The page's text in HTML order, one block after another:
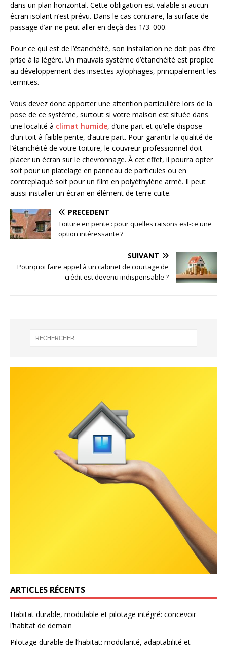
dans un plan horizontal. Cette obligation est valable si aucun
écran isolant n’est prévu. Dans le cas contraire, la surface de
passage d’air ne peut aller en deçà des 1/3. 000.
Pour ce qui est de l’étanchéité, son installation ne doit pas être
prise à la légère. Un mauvais système d’étanchéité est propice
au développement des insectes xylophages, principalement les
termites.
Vous devez donc apporter une attention particulière lors de la
pose de ce système, surtout si votre maison est située dans
une localité à climat humide, d’une part et qu’elle dispose
d’un toit à faible pente, d’autre part. Pour garantir la qualité de
l’étanchéité de votre toiture, le couvreur professionnel doit
placer un écran sur le chevronnage. À cet effet, il pourra opter
soit pour un platelage en panneau de particules ou en
contreplaqué soit pour un film en polyéthylène armé. Il peut
aussi installer un écran en élément de terre cuite.
PRÉCÉDENT
Toiture en pente : pour quelles raisons est-ce une
option intéressante ?
SUIVANT
Pourquoi faire appel à un cabinet de courtage de
crédit est devenu indispensable ?
ARTICLES RÉCENTS
Habitat durable, modulable et pilotage intégré: concevoir
l’habitat de demain
Pilotage durable de l’habitat: modularité, adaptabilité et